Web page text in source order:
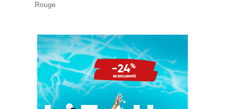
Rouge